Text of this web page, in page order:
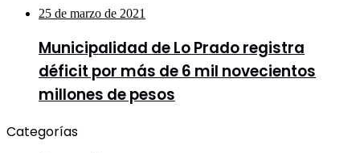
25 de marzo de 2021
Municipalidad de Lo Prado registra
déficit por más de 6 mil novecientos
millones de pesos
Categorías